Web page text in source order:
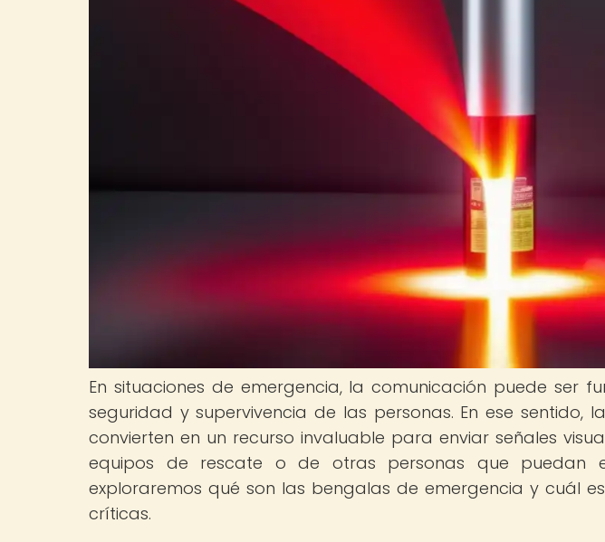
En situaciones de emergencia, la comunicación puede ser
seguridad y supervivencia de las personas. En ese sentido,
convierten en un recurso invaluable para enviar señales
equipos de rescate o de otras personas que puedan
exploraremos qué son las bengalas de emergencia y cuál
críticas.